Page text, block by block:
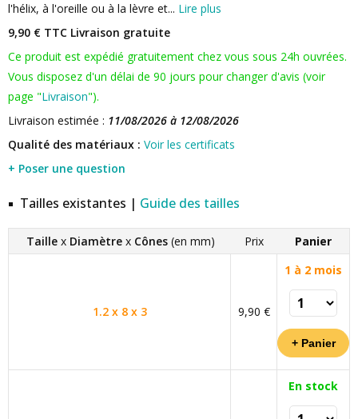
l'hélix, à l'oreille ou à la lèvre et... Lire plus
9,90 € TTC Livraison gratuite
Ce produit est expédié gratuitement chez vous sous 24h ouvrées.
Vous disposez d'un délai de 90 jours pour changer d'avis (voir
page "Livraison").
Livraison estimée : 11/08/2026 à 12/08/2026
Qualité des matériaux : Voir les certificats
+ Poser une question
Tailles existantes | Guide des tailles
Taillex Diamètrex Cônes(en mm) Prix Panier
1.2 x 8 x 3 9,90 €
1 à 2 mois
En stock